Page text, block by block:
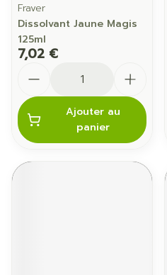
Fraver
Dissolvant Jaune Magis
125ml
7,02 €
Ajouter au
panier